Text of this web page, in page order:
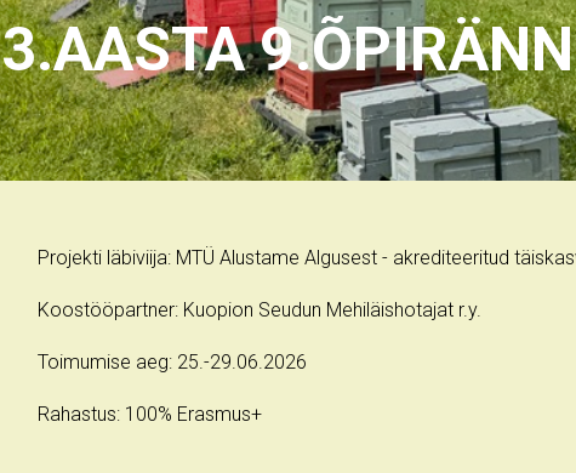
3.AASTA
Projekti läbiviija: MTÜ Alustame Algusest - akrediteeritud
Koostööpartner: Kuopion Seudun Mehiläishotajat r.y.
Toimumise aeg: 25.-29.06.2026
Rahastus: 100% Erasmus+